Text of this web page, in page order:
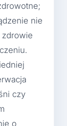
nie
zdrowie
czy
o